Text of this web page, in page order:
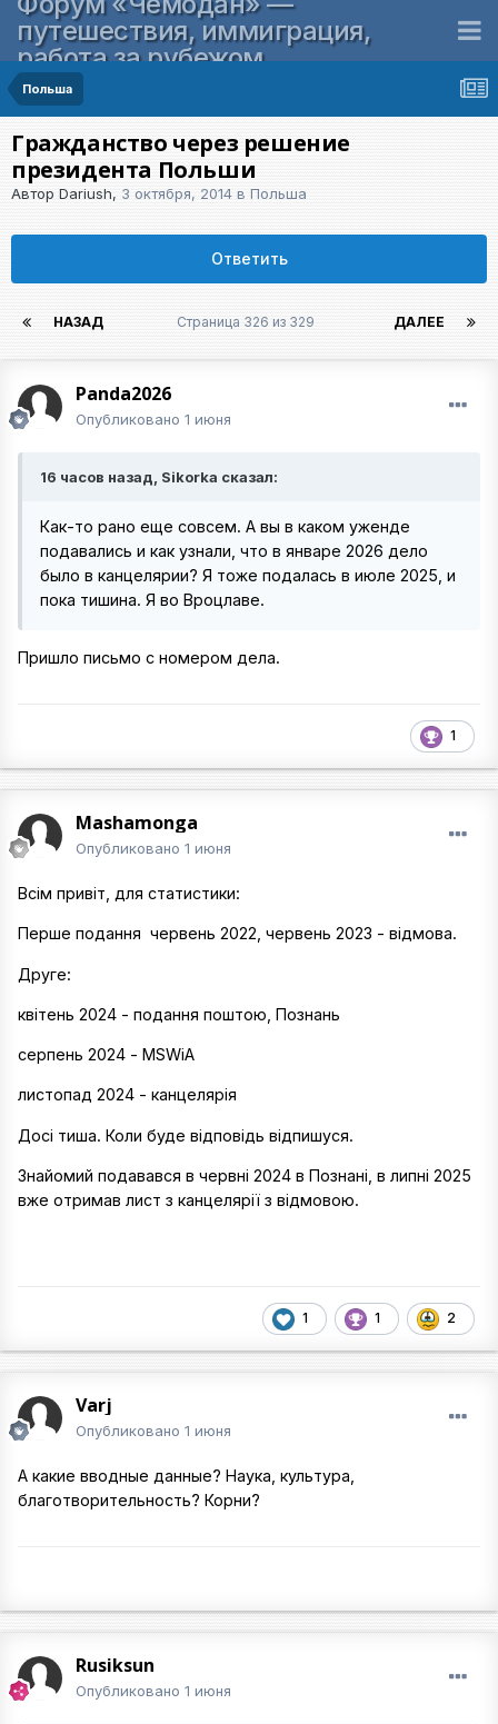
путешествия, иммиграция,
работа за рубежом
Польша
Гражданство через решение
президента Польши
Автор Dariush, 3 октября, 2014 в Польша
Ответить
НАЗАД ДАЛЕЕ
Страница 326 из 329
Panda2026
Опубликовано 1 июня
16 часов назад, Sikorka сказал:
Как-то рано еще совсем. А вы в каком уженде
подавались и как узнали, что в январе 2026 дело
было в канцелярии? Я тоже подалась в июле 2025, и
пока тишина. Я во Вроцлаве.
Пришло письмо с номером дела.
1
Mashamonga
Опубликовано 1 июня
Всім привіт, для статистики:
Перше подання червень 2022, червень 2023 - відмова.
Друге:
квітень 2024 - подання поштою, Познань
серпень 2024 - MSWiA
листопад 2024 - канцелярія
Досі тиша. Коли буде відповідь відпишуся.
Знайомий подавався в червні 2024 в Познані, в липні 2025
вже отримав лист з канцелярії з відмовою.
1 1 2
Varj
Опубликовано 1 июня
А какие вводные данные? Наука, культура,
благотворительность? Корни?
Rusiksun
Опубликовано 1 июня